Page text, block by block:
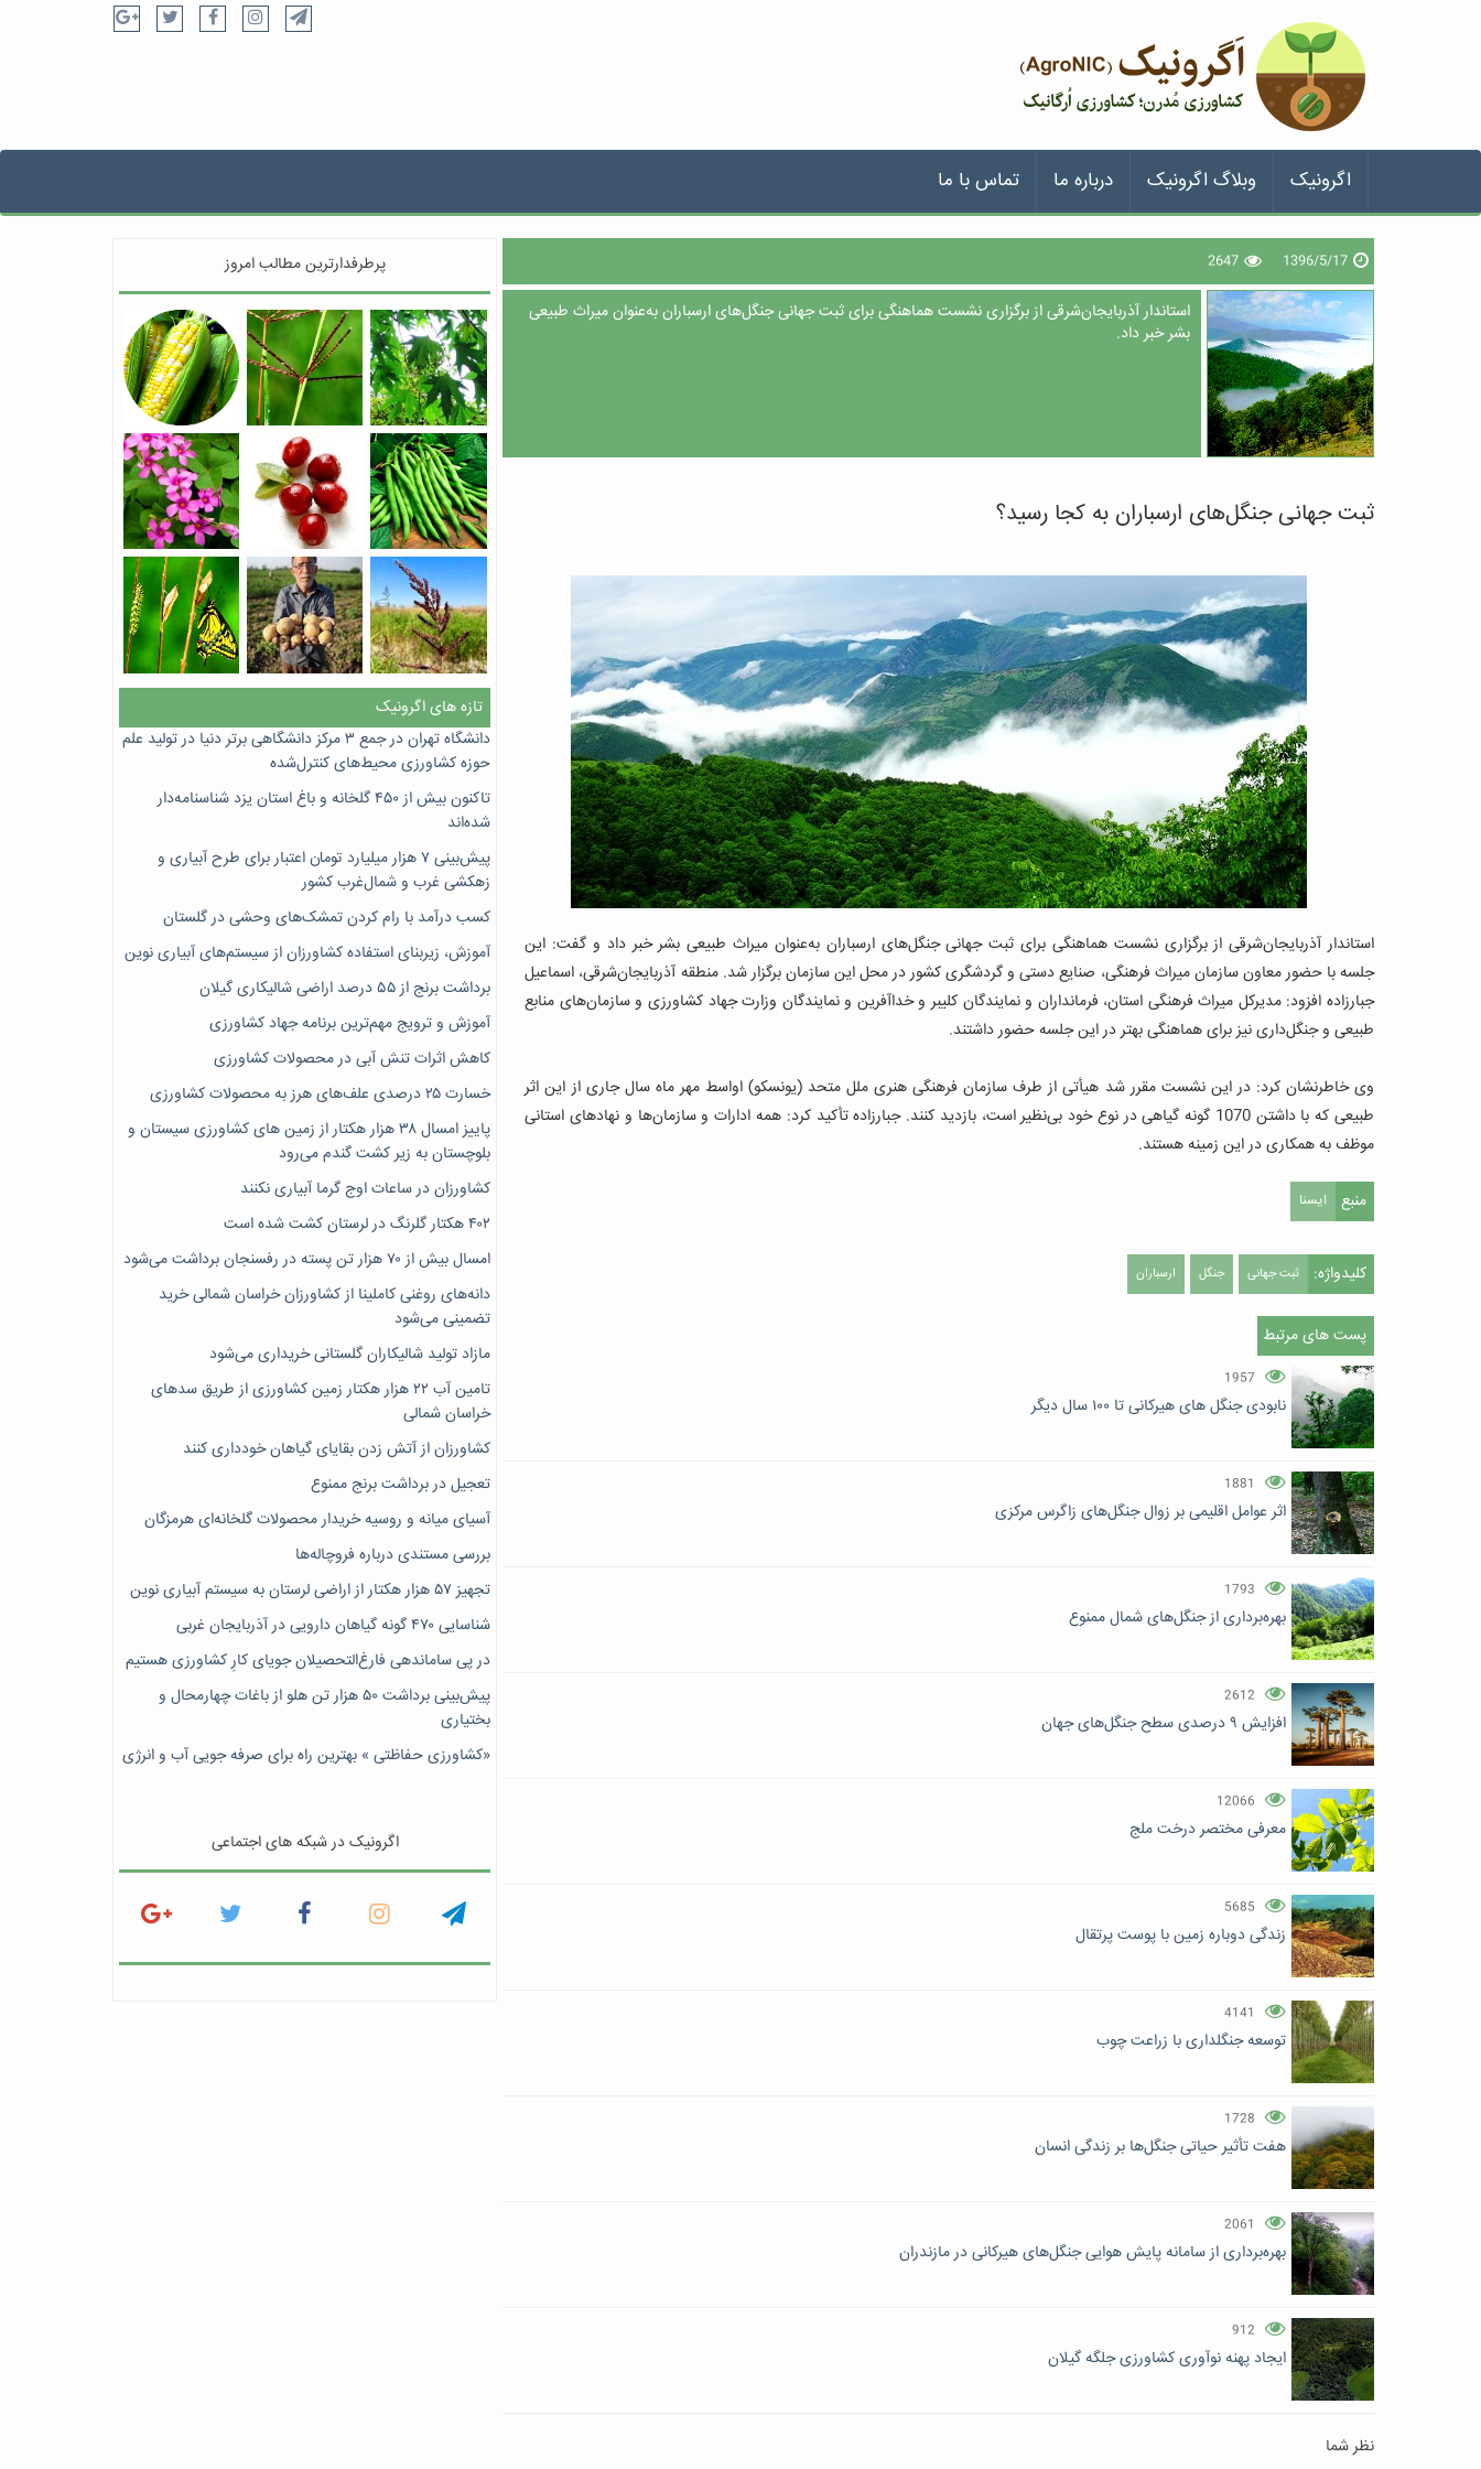
اگرونیک وبلاگ اگرونیک درباره ما تماس با ما
1396/5/17
2647
استاندار آذربایجان‌شرقی از برگزاری نشست هماهنگی برای ثبت جهانی جنگل‌های ارسباران به‌عنوان میراث طبیعی
بشر خبر داد.
ثبت جهانی جنگل‌های ارسباران به کجا رسید؟
استاندار آذربایجان‌شرقی از برگزاری نشست هماهنگی برای ثبت جهانی جنگل‌های ارسباران به‌عنوان میراث طبیعی بشر خبر داد و گفت: این
جلسه با حضور معاون سازمان میراث فرهنگی، صنایع دستی و گردشگری کشور در محل این سازمان برگزار شد. منطقه آذربایجان‌شرقی، اسماعیل
جبارزاده افزود: مدیرکل میراث فرهنگی استان، فرمانداران و نمایندگان کلیبر و خداآفرین و نمایندگان وزارت جهاد کشاورزی و سازمان‌های منابع
طبیعی و جنگل‌داری نیز برای هماهنگی بهتر در این جلسه حضور داشتند.
وی خاطرنشان کرد: در این نشست مقرر شد هیأتی از طرف سازمان فرهنگی هنری ملل متحد (یونسکو) اواسط مهر ماه سال جاری از این اثر
طبیعی که با داشتن 1070 گونه گیاهی در نوع خود بی‌نظیر است، بازدید کنند. جبارزاده تأکید کرد: همه ادارات و سازمان‌ها و نهادهای استانی
موظف به همکاری در این زمینه هستند.
منبع ایسنا
کلیدواژه: ثبت جهانی جنگل ارسباران
پست های مرتبط
1957
نابودی جنگل های هیرکانی تا ۱۰۰ سال دیگر
1881
اثر عوامل اقلیمی بر زوال جنگل‌های زاگرس مرکزی
1793
بهره‌برداری از جنگل‌های شمال ممنوع
2612
افزایش ۹ درصدی سطح جنگل‌های جهان
12066
معرفی مختصر درخت ملج
5685
زندگی دوباره زمین با پوست پرتقال
4141
توسعه جنگلداری با زراعت چوب
1728
هفت تأثیر حیاتی جنگل‌ها بر زندگی انسان
2061
بهره‌برداری از سامانه پایش هوایی جنگل‌های هیرکانی در مازندران
912
ایجاد پهنه نوآوری کشاورزی جلگه گیلان
نظر شما
پرطرفدارترین مطالب امروز
تازه های اگرونیک
دانشگاه تهران در جمع ۳ مرکز دانشگاهی برتر دنیا در تولید علم
حوزه کشاورزی محیط‌های کنترل‌شده
تاکنون بیش از ۴۵۰ گلخانه و باغ استان یزد شناسنامه‌دار
شده‌اند
پیش‌بینی ۷‌ هزار میلیارد تومان اعتبار برای طرح آبیاری و
زهکشی غرب و شمال‌غرب کشور
کسب درآمد با رام کردن تمشک‌های وحشی در گلستان
آموزش، زیربنای استفاده کشاورزان از سیستم‌های آبیاری نوین
برداشت برنج از ۵۵ درصد اراضی شالیکاری گیلان
آموزش و ترویج مهم‌ترین برنامه جهاد کشاورزی
کاهش اثرات تنش آبی در محصولات کشاورزی
خسارت ۲۵ درصدی علف‌های هرز به محصولات کشاورزی
پاییز امسال ۳۸ هزار هکتار از زمین های کشاورزی سیستان و
بلوچستان به زیر کشت گندم می‌رود
کشاورزان در ساعات اوج گرما آبیاری نکنند
۴۰۲ هکتار گلرنگ در لرستان کشت شده است
امسال بیش از ۷۰ هزار تن پسته در رفسنجان برداشت می‌شود
دانه‌های روغنی کاملینا از کشاورزان خراسان شمالی خرید
تضمینی می‌شود
مازاد تولید شالیکاران گلستانی خریداری می‌شود
تامین آب ۲۲ هزار هکتار زمین کشاورزی از طریق سدهای
خراسان شمالی
کشاورزان از آتش زدن بقایای گیاهان خودداری کنند
تعجیل در برداشت برنج ممنوع
آسیای میانه و روسیه خریدار محصولات گلخانه‌ای هرمزگان
بررسی مستندی درباره فروچاله‌ها
تجهیز ۵۷ هزار هکتار از اراضی لرستان به سیستم آبیاری نوین
شناسایی ۴۷٠ گونه گیاهان دارویی در آذربایجان غربی
در پی ساماندهی فارغ‌التحصیلان جویای کارِ کشاورزی هستیم
پیش‎‌بینی برداشت ۵۰ هزار تن هلو از باغات چهارمحال و
بختیاری
«کشاورزی حفاظتی » بهترین راه برای صرفه جویی آب و انرژی
اگرونیک در شبکه های اجتماعی